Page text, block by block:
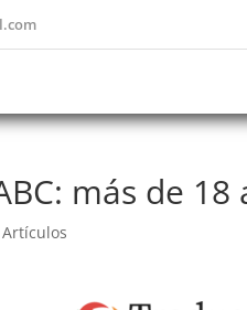
más de
Artículos